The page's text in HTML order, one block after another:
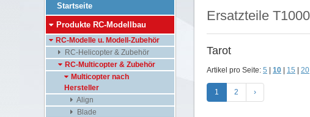
Ersatzteile T1000
Tarot
Artikel pro Seite: 5 10 15 20
1 2 ›
Startseite
Produkte RC-Modellbau
RC-Modelle u. Modell-Zubehör
RC-Helicopter & Zubehör
RC-Multicopter & Zubehör
Multicopter nach
Hersteller
Align
Blade